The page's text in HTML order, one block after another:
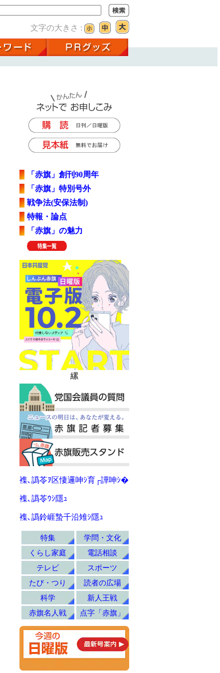
文字の大きさ :
「赤旗」創刊90周年
「赤旗」特別号外
戦争法(安保法制)
特報・論点
「赤旗」の魅力
縲
襍､譌苓ｦ区悽邏呻ｼ育┌譁呻ｼ�
襍､譌苓ｳｼ隱ｭ
襍､譌鈴崕蟄千沿雉ｼ隱ｭ
特集
学問・文化
くらし家庭
電話相談
テレビ
スポーツ
たび・つり
読者の広場
科学
新人王戦
赤旗名人戦
点字「赤旗」